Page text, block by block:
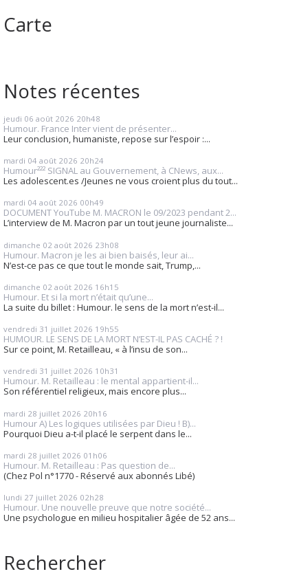
Carte
Notes récentes
jeudi 06 août 2026 20h48
Humour. France Inter vient de présenter...
Leur conclusion, humaniste, repose sur l’espoir :...
mardi 04 août 2026 20h24
Humour²²² SIGNAL au Gouvernement, à CNews, aux...
Les adolescent.es /Jeunes ne vous croient plus du tout...
mardi 04 août 2026 00h49
DOCUMENT YouTube M. MACRON le 09/2023 pendant 2...
L’interview de M. Macron par un tout jeune journaliste...
dimanche 02 août 2026 23h08
Humour. Macron je les ai bien baisés, leur ai...
N’est-ce pas ce que tout le monde sait, Trump,...
dimanche 02 août 2026 16h15
Humour. Et si la mort n’était qu’une...
La suite du billet : Humour. le sens de la mort n’est-il...
vendredi 31 juillet 2026 19h55
HUMOUR. LE SENS DE LA MORT N’EST-IL PAS CACHÉ ? !
Sur ce point, M. Retailleau, « à l’insu de son...
vendredi 31 juillet 2026 10h31
Humour. M. Retailleau : le mental appartient-il...
Son référentiel religieux, mais encore plus...
mardi 28 juillet 2026 20h16
Humour A) Les logiques utilisées par Dieu ! B)...
Pourquoi Dieu a-t-il placé le serpent dans le...
mardi 28 juillet 2026 01h06
Humour. M. Retailleau : Pas question de...
(Chez Pol n°1770 - Réservé aux abonnés Libé)
lundi 27 juillet 2026 02h28
Humour. Une nouvelle preuve que notre société...
Une psychologue en milieu hospitalier âgée de 52 ans...
Rechercher